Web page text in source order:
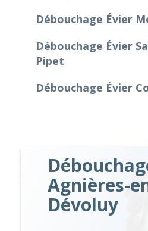
Débouchage Évier
Débouchage Évier
Pipet
Débouchage Évier
Agnières-
Dévoluy